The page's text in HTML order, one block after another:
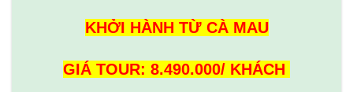
KHỞI HÀNH TỪ CÀ MAU
GIÁ TOUR: 8.490.000/ KHÁCH